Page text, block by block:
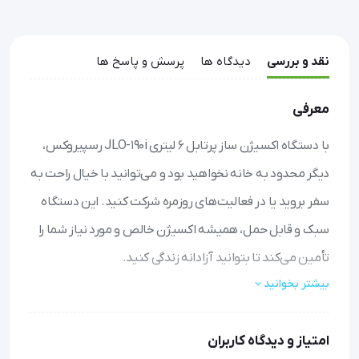
نقد و بررسی دیدگاه ها پرسش و پاسخ ها
معرفی
با دستگاه اکسیژن ساز پرتابل ۶ لیتری JLO-190i رسپیروکس،
دیگر محدود به خانه نخواهید بود و می‌توانید با خیال راحت به
سفر بروید یا در فعالیت‌های روزمره شرکت کنید. این دستگاه
سبک و قابل حمل، همیشه اکسیژن خالص و مورد نیاز شما را
تأمین می‌کند تا بتوانید آزادانه زندگی کنید.
استفاده کنید.
بیشتر بخوانید
امتیاز و دیدگاه کاربران